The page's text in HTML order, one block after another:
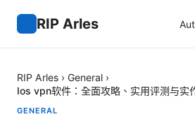
RIP Arles
RIP Arles › General ›
Ios vpn软件：全面攻略、实用评测与实
GENERAL